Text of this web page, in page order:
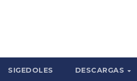
SIGEDOLES DESCARGAS